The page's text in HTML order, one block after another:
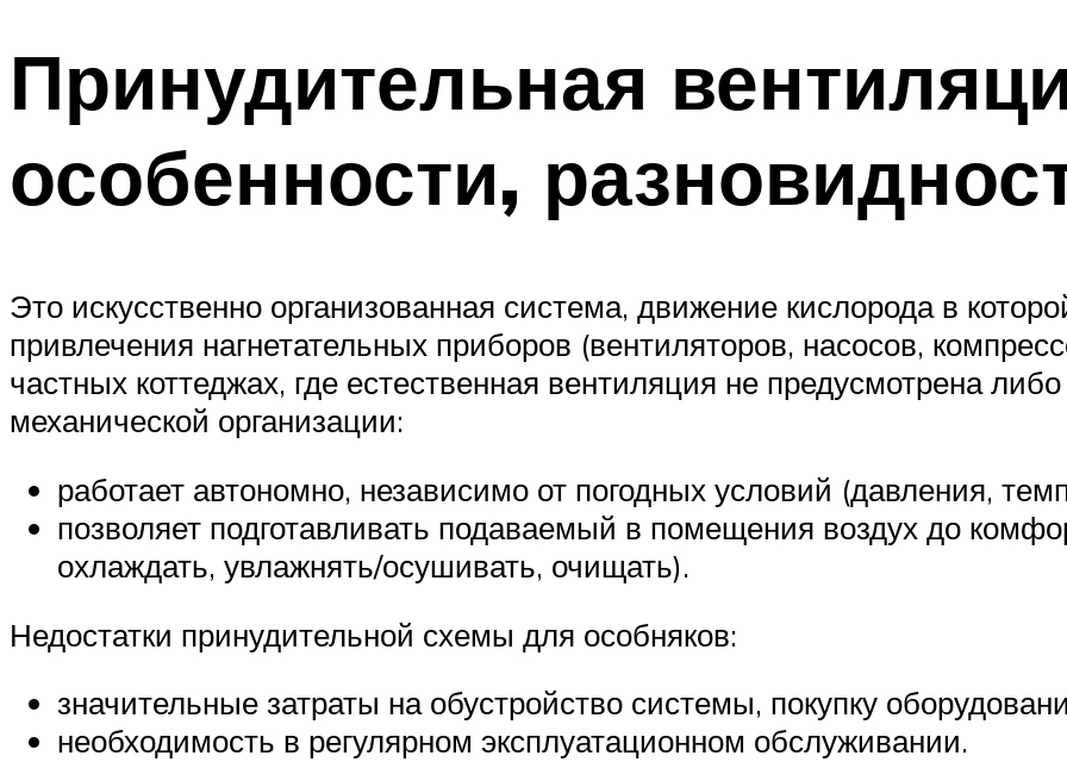
Принудительная
особенности,
Это искусственно организованная система, движение кислорода в
привлечения нагнетательных приборов (вентиляторов, насосов,
частных коттеджах, где естественная вентиляция не предусмотрена
механической организации:
работает автономно, независимо от погодных условий (давления,
позволяет подготавливать подаваемый в помещения воздух до
охлаждать, увлажнять/осушивать, очищать).
Недостатки принудительной схемы для особняков:
значительные затраты на обустройство системы, покупку
необходимость в регулярном эксплуатационном обслуживании.